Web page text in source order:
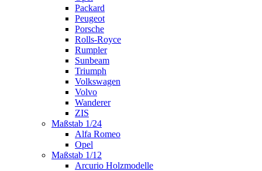
Packard
Peugeot
Porsche
Rolls-Royce
Rumpler
Sunbeam
Triumph
Volkswagen
Volvo
Wanderer
ZIS
Maßstab 1/24
Alfa Romeo
Opel
Maßstab 1/12
Arcurio Holzmodelle